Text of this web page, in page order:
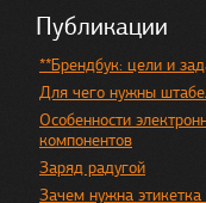
Публикации
**Брендбук: цели и
Для чего нужны
Особенности
компонентов
Заряд радугой
Зачем нужна этикетка